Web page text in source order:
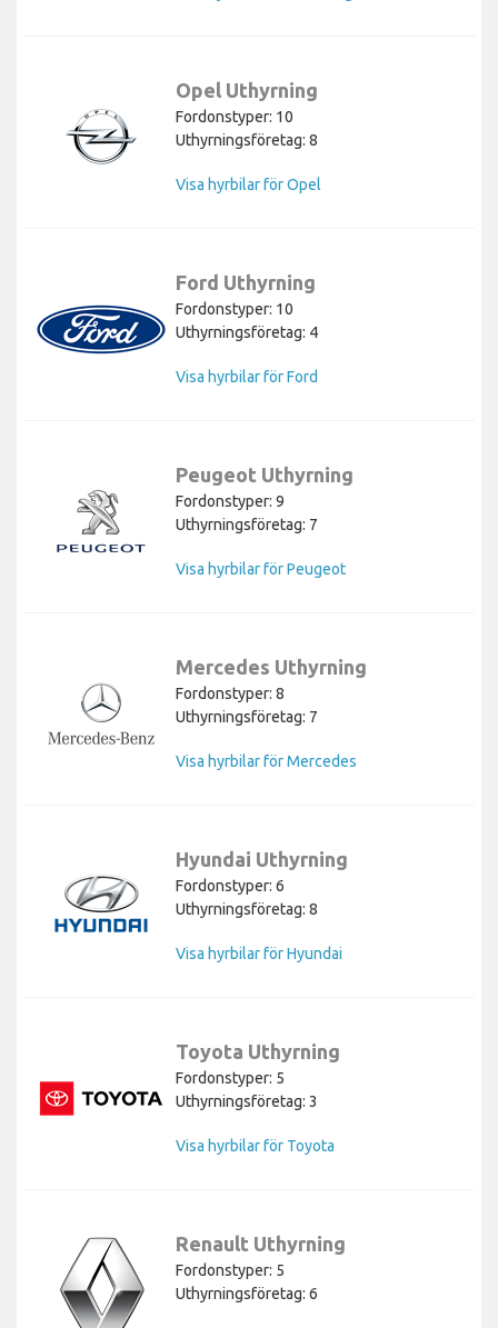
Opel Uthyrning
Fordonstyper: 10
Uthyrningsföretag: 8
Visa hyrbilar för Opel
Ford Uthyrning
Fordonstyper: 10
Uthyrningsföretag: 4
Visa hyrbilar för Ford
Peugeot Uthyrning
Fordonstyper: 9
Uthyrningsföretag: 7
Visa hyrbilar för Peugeot
Mercedes Uthyrning
Fordonstyper: 8
Uthyrningsföretag: 7
Visa hyrbilar för Mercedes
Hyundai Uthyrning
Fordonstyper: 6
Uthyrningsföretag: 8
Visa hyrbilar för Hyundai
Toyota Uthyrning
Fordonstyper: 5
Uthyrningsföretag: 3
Visa hyrbilar för Toyota
Renault Uthyrning
Fordonstyper: 5
Uthyrningsföretag: 6